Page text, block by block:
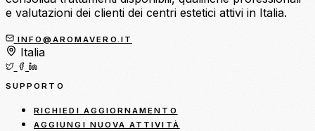
e valutazioni dei clienti dei centri estetici attivi in Italia.
INFO@AROMAVERO.IT
Italia
SUPPORTO
RICHIEDI AGGIORNAMENTO
AGGIUNGI NUOVA ATTIVITÀ